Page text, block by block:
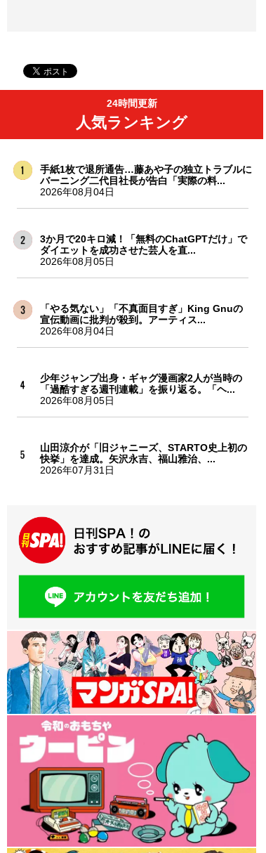
24時間更新
人気ランキング
手紙1枚で退所通告…藤あや子の独立トラブルに
バーニング二代目社長が告白「実際の料...
2026年08月04日
3か月で20キロ減！「無料のChatGPTだけ」で
ダイエットを成功させた芸人を直...
2026年08月05日
「やる気ない」「不真面目すぎ」King Gnuの
宣伝動画に批判が殺到。アーティス...
2026年08月04日
少年ジャンプ出身・ギャグ漫画家2人が当時の
「過酷すぎる週刊連載」を振り返る。「ヘ...
2026年08月05日
山田涼介が「旧ジャニーズ、STARTO史上初の
快挙」を達成。矢沢永吉、福山雅治、...
2026年07月31日